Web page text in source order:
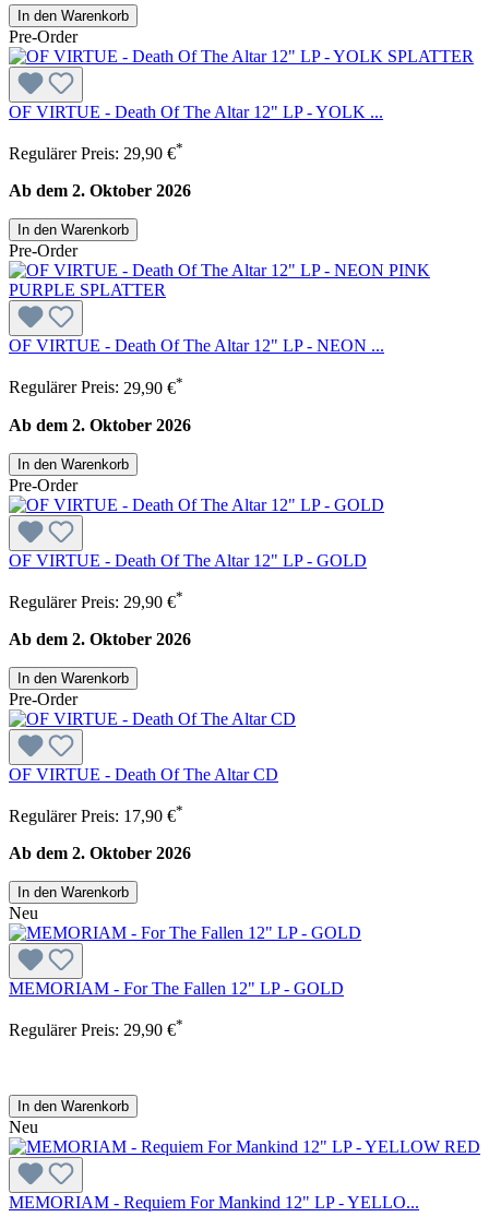
In den Warenkorb
Pre-Order
OF VIRTUE - Death Of The Altar 12" LP - YOLK ...
Regulärer Preis: 29,90 €*
Ab dem 2. Oktober 2026
In den Warenkorb
Pre-Order
OF VIRTUE - Death Of The Altar 12" LP - NEON ...
Regulärer Preis: 29,90 €*
Ab dem 2. Oktober 2026
In den Warenkorb
Pre-Order
OF VIRTUE - Death Of The Altar 12" LP - GOLD
Regulärer Preis: 29,90 €*
Ab dem 2. Oktober 2026
In den Warenkorb
Pre-Order
OF VIRTUE - Death Of The Altar CD
Regulärer Preis: 17,90 €*
Ab dem 2. Oktober 2026
In den Warenkorb
Neu
MEMORIAM - For The Fallen 12" LP - GOLD
Regulärer Preis: 29,90 €*
In den Warenkorb
Neu
MEMORIAM - Requiem For Mankind 12" LP - YELLO...